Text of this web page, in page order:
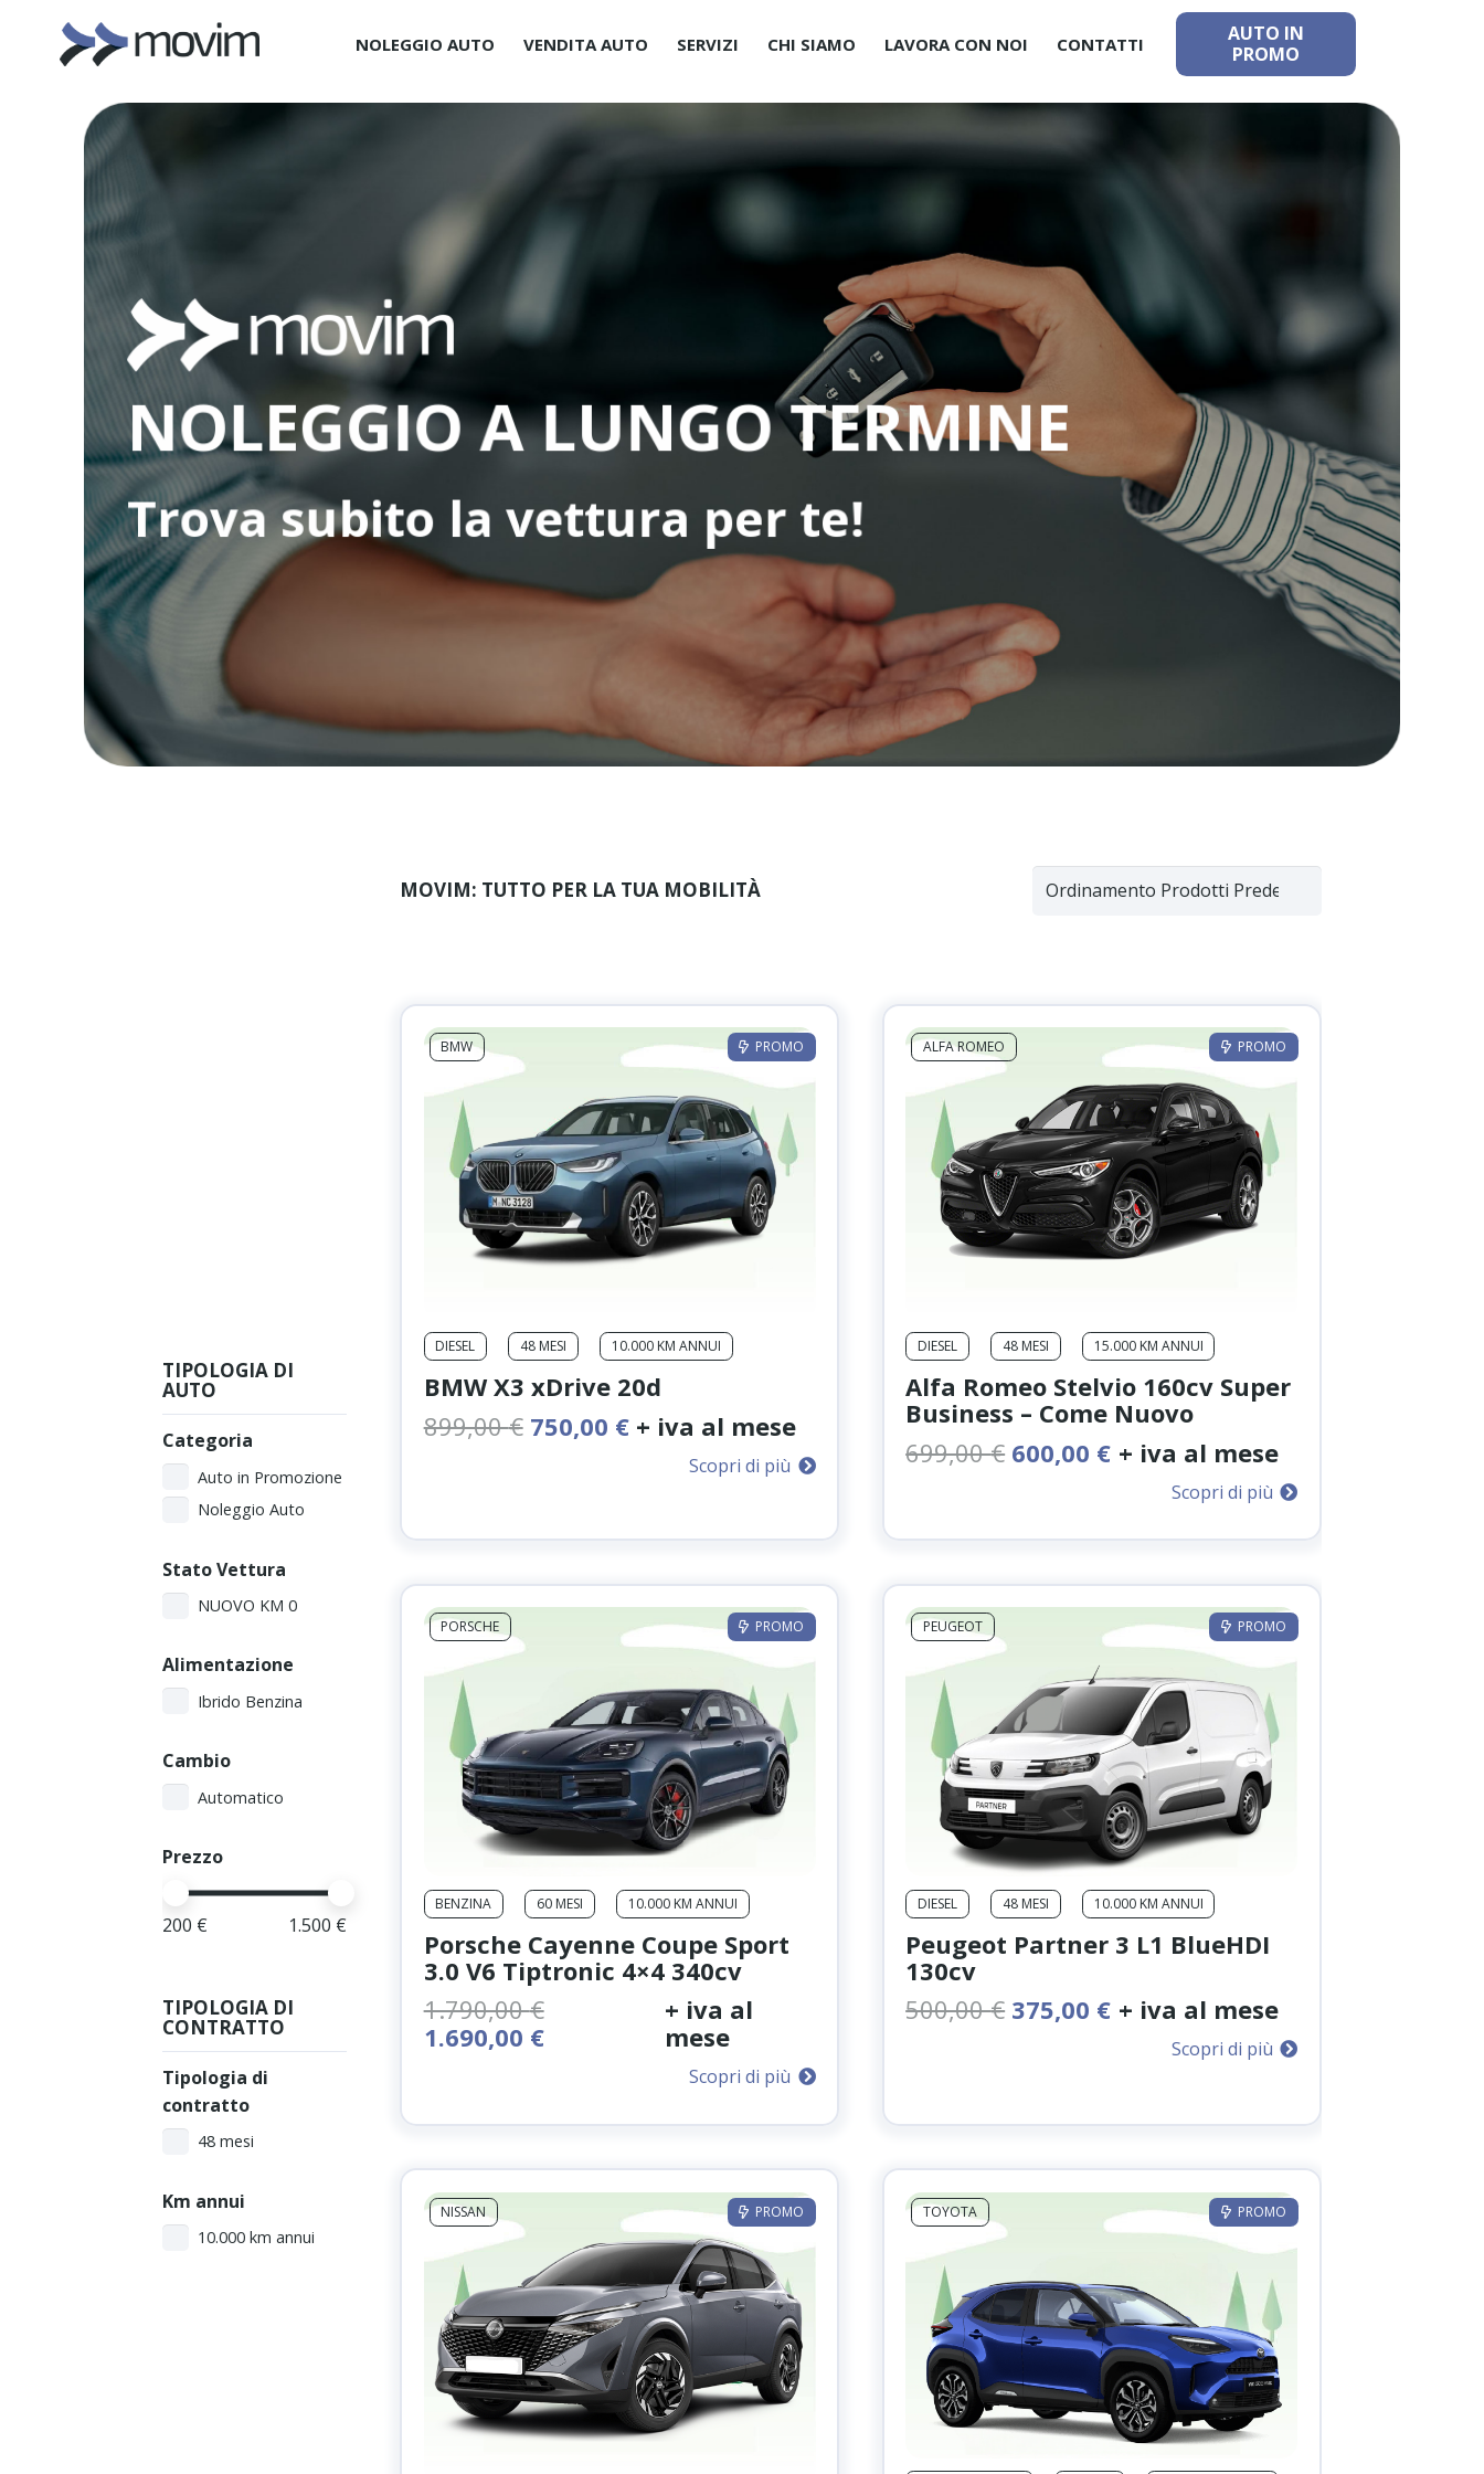
NOLEGGIO AUTO VENDITA AUTO SERVIZI CHI SIAMO LAVORA CON NOI CONTATTI
AUTO IN
PROMO
NOLEGGIO A LUNGO TERMINE
Trova subito la vettura per te!
TIPOLOGIA DI
AUTO
Categoria
Auto in Promozione
Noleggio Auto
Stato Vettura
NUOVO KM 0
Alimentazione
Ibrido Benzina
Cambio
Automatico
Prezzo
200 € 1.500 €
TIPOLOGIA DI
CONTRATTO
Tipologia di
contratto
48 mesi
Km annui
10.000 km annui
MOVIM: TUTTO PER LA TUA MOBILITÀ
BMW PROMO
DIESEL 48 MESI 10.000 KM ANNUI
BMW X3 xDrive 20d
899,00€ Il
899,00 €.
750,00 €Il
prezzo
attuale
750,00 €.
+ iva al mese
Scopri di più
ALFA ROMEO PROMO
DIESEL 48 MESI 15.000 KM ANNUI
Alfa Romeo Stelvio 160cv Super
Business – Come Nuovo
699,00€ Il
era:
600,00 €Il
prezzo
attuale
è:
+ iva al mese
Scopri di più
PORSCHE PROMO
BENZINA 60 MESI 10.000 KM ANNUI
Porsche Cayenne Coupe Sport
3.0 V6 Tiptronic 4×4 340cv
1.790,00€
Il
era:
1.690,00 €Il
è:
+ iva al
mese
Scopri di più
PEUGEOT PROMO
DIESEL 48 MESI 10.000 KM ANNUI
Peugeot Partner 3 L1 BlueHDI
130cv
500,00€ Il
500,00 €.
375,00 €Il
prezzo
attuale
375,00 €.
+ iva al mese
Scopri di più
NISSAN PROMO TOYOTA PROMO